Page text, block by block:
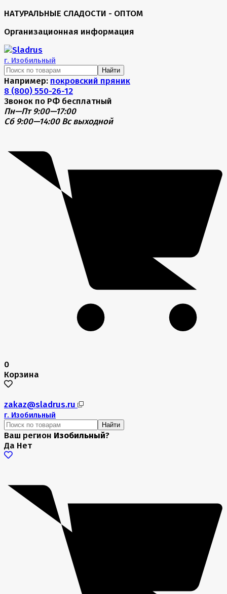
НАТУРАЛЬНЫЕ СЛАДОСТИ - ОПТОМ
Организационная информация
г. Изобильный
Найти
Например: покровский пряник
8 (800) 550-26-12
Звонок по РФ бесплатный
Пн—Пт 9:00—17:00
Сб 9:00—14:00 Вс выходной
0
Корзина
zakaz@sladrus.ru
г. Изобильный
Найти
Ваш регион Изобильный?
Да Нет